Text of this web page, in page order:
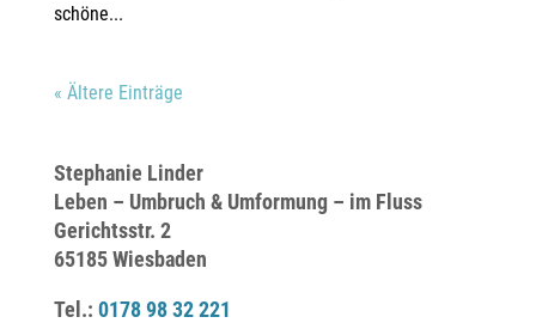
schöne...
« Ältere Einträge
Stephanie Linder
Leben – Umbruch & Umformung – im Fluss
Gerichtsstr. 2
65185 Wiesbaden
Tel.: 0178 98 32 221